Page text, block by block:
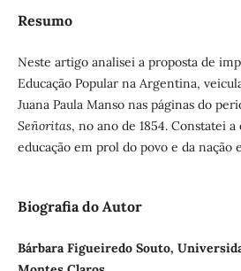
Resumo
Neste artigo analisei a proposta de
Educação Popular na Argentina,
Juana Paula Manso nas páginas do
Señoritas, no ano de 1854. Constatei
educação em prol do povo e da nação
Biografia do Autor
Bárbara Figueiredo Souto,